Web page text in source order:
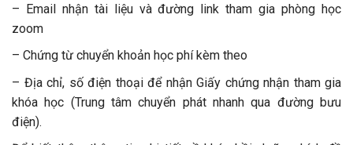
– Email nhận tài liệu và đường link tham gia phòng học
zoom
– Chứng từ chuyển khoản học phí kèm theo
– Địa chỉ, số điện thoại để nhận Giấy chứng nhận tham gia
khóa học (Trung tâm chuyển phát nhanh qua đường bưu
điện).